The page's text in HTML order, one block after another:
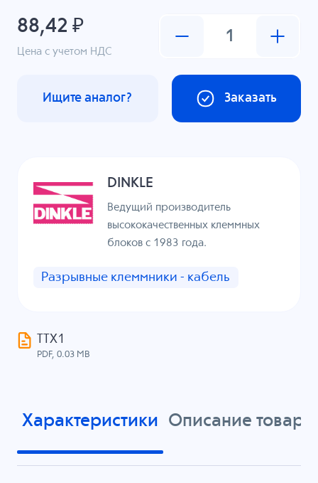
88,42 ₽
Цена с учетом НДС
Заказать
Ищите аналог?
DINKLE
Ведущий производитель
высококачественных клеммных
блоков с 1983 года.
Разрывные клеммники - кабель
ТТХ1
PDF, 0.03 MB
Характеристики Описание товара